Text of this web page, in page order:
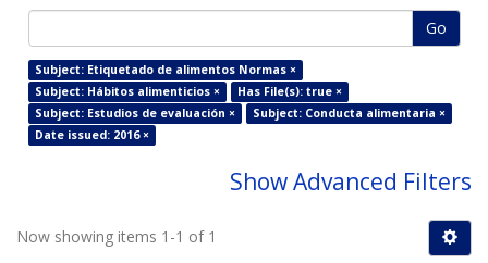
Go
Subject: Etiquetado de alimentos Normas ×
Subject: Hábitos alimenticios ×
Has File(s): true ×
Subject: Estudios de evaluación ×
Subject: Conducta alimentaria ×
Date issued: 2016 ×
Show Advanced Filters
Now showing items 1-1 of 1